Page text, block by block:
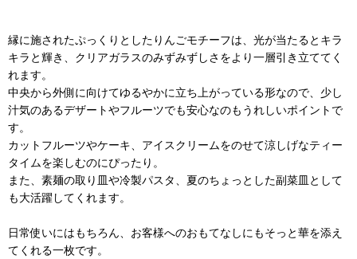
縁に施されたぷっくりとしたりんごモチーフは、光が当たるとキラ
キラと輝き、クリアガラスのみずみずしさをより一層引き立ててく
れます。
中央から外側に向けてゆるやかに立ち上がっている形なので、少し
汁気のあるデザートやフルーツでも安心なのもうれしいポイントで
す。
カットフルーツやケーキ、アイスクリームをのせて涼しげなティー
タイムを楽しむのにぴったり。
また、素麺の取り皿や冷製パスタ、夏のちょっとした副菜皿として
も大活躍してくれます。
日常使いにはもちろん、お客様へのおもてなしにもそっと華を添え
てくれる一枚です。